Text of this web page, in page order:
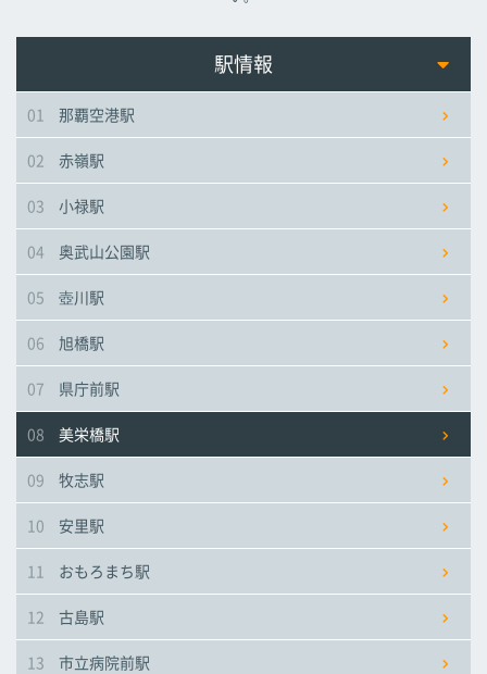
牧志駅
おもろまち駅
市立病院前駅
浦添前田駅
牧志駅
おもろまち駅
市立病院前駅
浦添前田駅
牧志駅
おもろまち駅
市立病院前駅
浦添前田駅
駅情報
01 那覇空港駅
02 赤嶺駅
03 小禄駅
04 奥武山公園駅
05 壺川駅
06 旭橋駅
07 県庁前駅
08 美栄橋駅
09 牧志駅
10 安里駅
11 おもろまち駅
12 古島駅
13 市立病院前駅